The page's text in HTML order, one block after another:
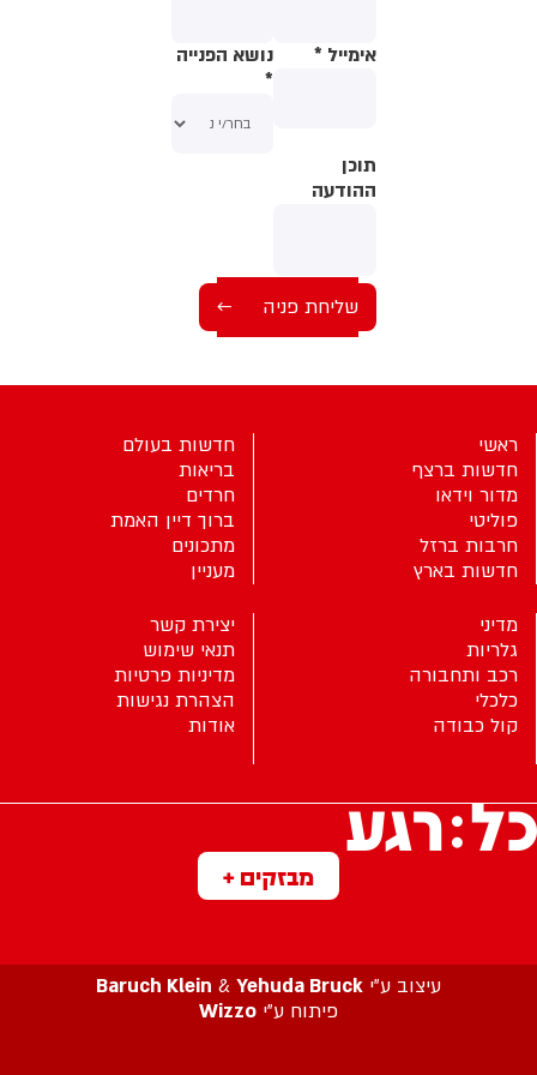
אימייל *
נושא הפנייה
*
תוכן
ההודעה
מבזקים +
ראשי
חדשות ברצף
מדור וידאו
פוליטי
חרבות ברזל
חדשות בארץ
חדשות בעולם
בריאות
חרדים
ברוך דיין האמת
מתכונים
מעניין
מדיני
גלריות
רכב ותחבורה
כלכלי
קול כבודה
יצירת קשר
תנאי שימוש
מדיניות פרטיות
הצהרת נגישות
אודות
עיצוב ע”י Baruch Klein & Yehuda Bruck
פיתוח ע”י Wizzo